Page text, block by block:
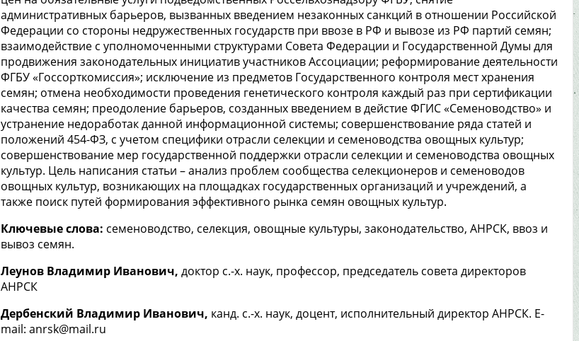
административных барьеров, вызванных введением незаконных санкций в отношении Российской
Федерации со стороны недружественных государств при ввозе в РФ и вывозе из РФ партий семян;
взаимодействие с уполномоченными структурами Совета Федерации и Государственной Думы для
продвижения законодательных инициатив участников Ассоциации; реформирование деятельности
ФГБУ «Госсорткомиссия»; исключение из предметов Государственного контроля мест хранения
семян; отмена необходимости проведения генетического контроля каждый раз при сертификации
качества семян; преодоление барьеров, созданных введением в дейстие ФГИС «Семеноводство» и
устранение недоработак данной информационной системы; совершенствование ряда статей и
положений 454-ФЗ, с учетом специфики отрасли селекции и семеноводства овощных культур;
совершенствование мер государственной поддержки отрасли селекции и семеноводства овощных
культур. Цель написания статьи – анализ проблем сообщества селекционеров и семеноводов
овощных культур, возникающих на площадках государственных организаций и учреждений, а
также поиск путей формирования эффективного рынка семян овощных культур.
Ключевые слова: семеноводство, селекция, овощные культуры, законодательство, АНРСК, ввоз и
вывоз семян.
Леунов Владимир Иванович, доктор с.-х. наук, профессор, председатель совета директоров
АНРСК
Дербенский Владимир Иванович, канд. с.-х. наук, доцент, исполнительный директор АНРСК. E-
mail: anrsk@mail.ru